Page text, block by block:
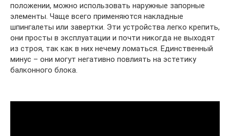
положении, можно использовать наружные запорные
элементы. Чаще всего применяются накладные
шпингалеты или завертки. Эти устройства легко крепить,
они просты в эксплуатации и почти никогда не выходят
из строя, так как в них нечему ломаться. Единственный
минус – они могут негативно повлиять на эстетику
балконного блока.